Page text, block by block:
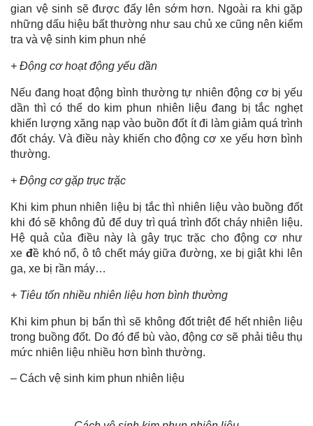
gian vệ sinh sẽ được đẩy lên sớm hơn. Ngoài ra khi gặp
những dấu hiệu bất thường như sau chủ xe cũng nên kiểm
tra và vệ sinh kim phun nhé
+ Động cơ hoạt động yếu dần
Nếu đang hoạt động bình thường tự nhiên động cơ bị yếu
dần thì có thể do kim phun nhiên liệu đang bị tắc nghẹt
khiến lượng xăng nạp vào buồn đốt ít đi làm giảm quá trình
đốt cháy. Và điều này khiến cho động cơ xe yếu hơn bình
thường.
+ Động cơ gặp trục trặc
Khi kim phun nhiên liệu bị tắc thì nhiên liệu vào buồng đốt
khi đó sẽ không đủ để duy trì quá trình đốt cháy nhiên liệu.
Hệ quả của điều này là gây trục trặc cho động cơ như
xe đề khó nổ, ô tô chết máy giữa đường, xe bị giật khi lên
ga, xe bị rần máy…
+ Tiêu tốn nhiều nhiên liệu hơn bình thường
Khi kim phun bị bẩn thì sẽ không đốt triệt để hết nhiên liệu
trong buồng đốt. Do đó để bù vào, động cơ sẽ phải tiêu thụ
mức nhiên liệu nhiều hơn bình thường.
– Cách vệ sinh kim phun nhiên liệu